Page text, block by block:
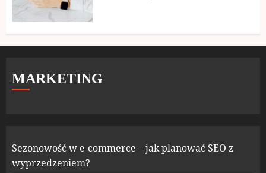
MARKETING
Sezonowość w e-commerce – jak planować SEO z
wyprzedzeniem?